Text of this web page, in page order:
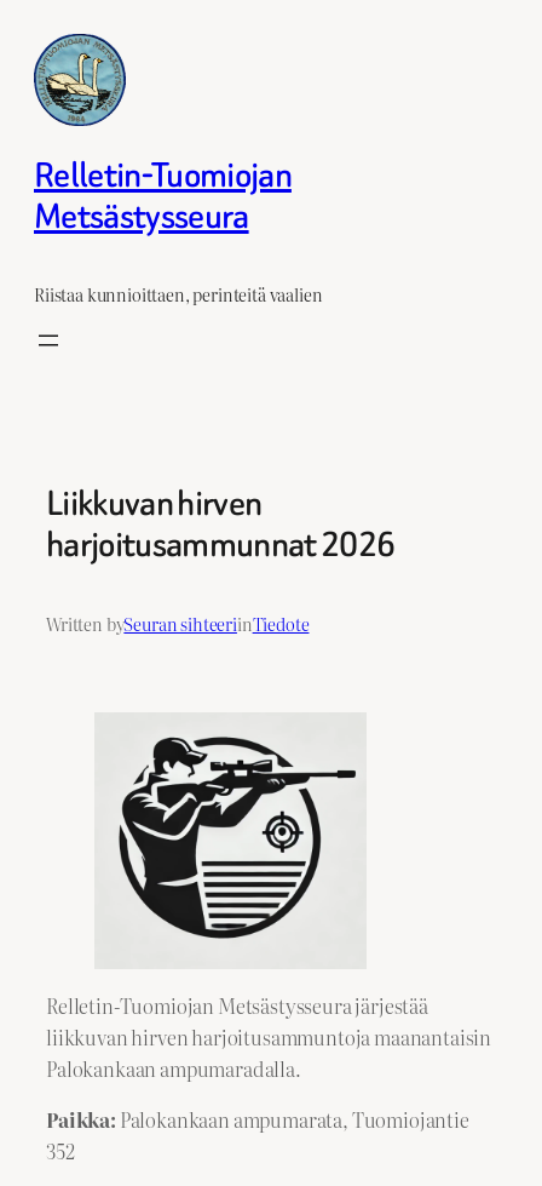
sisältöön
Relletin-Tuomiojan
Metsästysseura
Riistaa kunnioittaen, perinteitä vaalien
Liikkuvan hirven
harjoitusammunnat 2026
Written bySeuran sihteeriinTiedote
Relletin-Tuomiojan Metsästysseura järjestää
liikkuvan hirven harjoitusammuntoja maanantaisin
Palokankaan ampumaradalla.
Paikka: Palokankaan ampumarata, Tuomiojantie
352